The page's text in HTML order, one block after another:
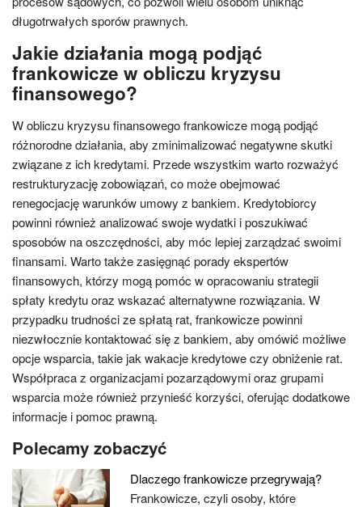
długotrwałych sporów prawnych.
Jakie działania mogą podjąć
frankowicze w obliczu kryzysu
finansowego?
W obliczu kryzysu finansowego frankowicze mogą podjąć
różnorodne działania, aby zminimalizować negatywne skutki
związane z ich kredytami. Przede wszystkim warto rozważyć
restrukturyzację zobowiązań, co może obejmować
renegocjację warunków umowy z bankiem. Kredytobiorcy
powinni również analizować swoje wydatki i poszukiwać
sposobów na oszczędności, aby móc lepiej zarządzać swoimi
finansami. Warto także zasięgnąć porady ekspertów
finansowych, którzy mogą pomóc w opracowaniu strategii
spłaty kredytu oraz wskazać alternatywne rozwiązania. W
przypadku trudności ze spłatą rat, frankowicze powinni
niezwłocznie kontaktować się z bankiem, aby omówić możliwe
opcje wsparcia, takie jak wakacje kredytowe czy obniżenie rat.
Współpraca z organizacjami pozarządowymi oraz grupami
wsparcia może również przynieść korzyści, oferując dodatkowe
informacje i pomoc prawną.
Polecamy zobaczyć
Dlaczego frankowicze przegrywają?
Frankowicze, czyli osoby, które